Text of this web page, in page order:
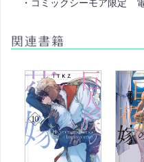
・コミックシーモア限定